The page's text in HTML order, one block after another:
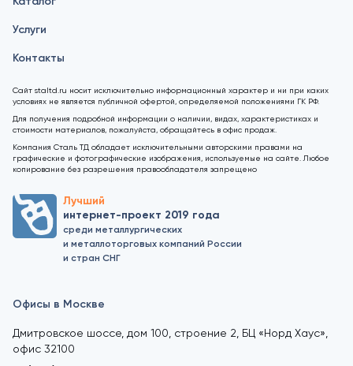
Услуги
Контакты
Сайт staltd.ru носит исключительно информационный характер и ни при каких
условиях не является публичной офертой, определяемой положениями ГК РФ.
Для получения подробной информации о наличии, видах, характеристиках и
стоимости материалов, пожалуйста, обращайтесь в офис продаж.
Компания Сталь ТД обладает исключительными авторскими правами на
графические и фотографические изображения, используемые на сайте. Любое
копирование без разрешения правообладателя запрещено
Лучший
интернет-проект 2019 года
среди металлургических
и металлоторговых компаний России
и стран СНГ
Офисы в Москве
Дмитровское шоссе, дом 100, строение 2, БЦ «Норд Хаус»,
офис 32100